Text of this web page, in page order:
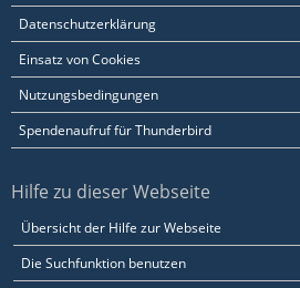
Datenschutzerklärung
Einsatz von Cookies
Nutzungsbedingungen
Spendenaufruf für Thunderbird
Hilfe zu dieser Webseite
Übersicht der Hilfe zur Webseite
Die Suchfunktion benutzen